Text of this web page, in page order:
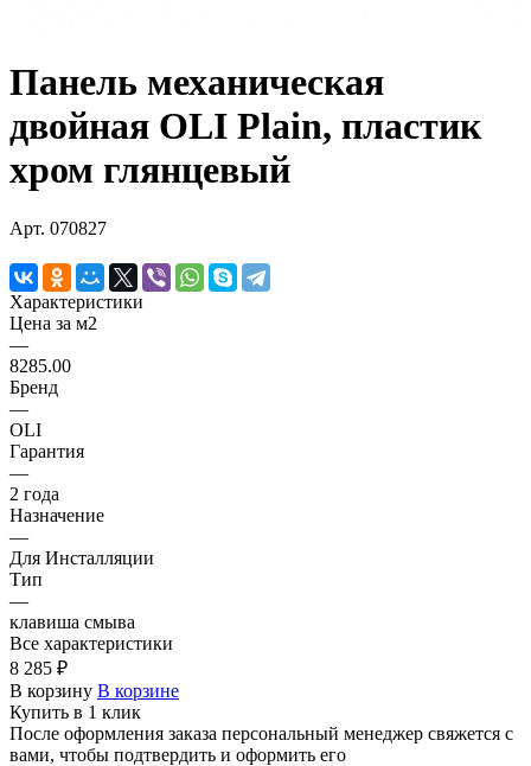
Панель механическая
двойная OLI Plain, пластик
хром глянцевый
Арт. 070827
Характеристики
Цена за м2
—
8285.00
Бренд
—
OLI
Гарантия
—
2 года
Назначение
—
Для Инсталляции
Тип
—
клавиша смыва
Все характеристики
8 285 ₽
В корзину В корзине
Купить в 1 клик
После оформления заказа персональный менеджер свяжется с
вами, чтобы подтвердить и оформить его